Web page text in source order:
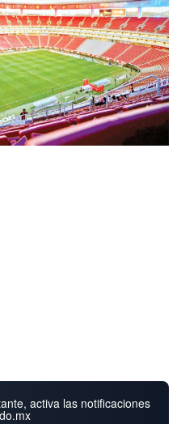
activa las notificaciones